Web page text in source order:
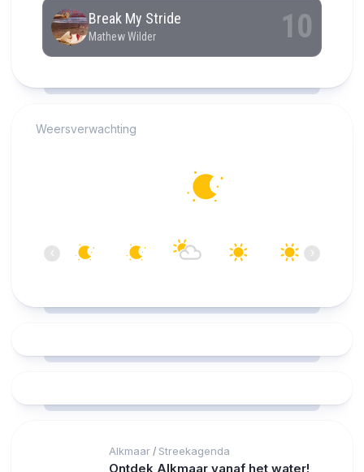
Weersverwachting
‹ ›
Alkmaar / Streekagenda
Ontdek Alkmaar vanaf het water!